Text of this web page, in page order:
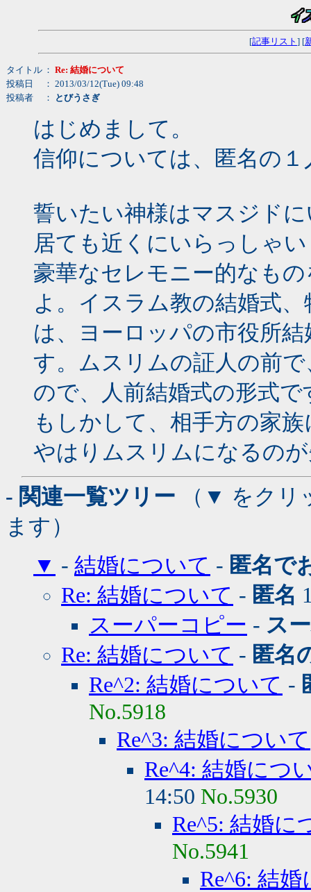
[記事リスト ] [
タイトル ： Re: 結婚について
投稿日
： 2013/03/12(Tue) 09:48
投稿者
： とびうさぎ
はじめまして。
信仰については、匿名の
誓いたい神様はマスジド
居ても近くにいらっしゃ
豪華なセレモニー的なも
よ。イスラム教の結婚式
は、ヨーロッパの市役所
す。ムスリムの証人の前
ので、人前結婚式の形式で
もしかして、相手方の家
やはりムスリムになるの
- 関連一覧ツリー （▼ をクリ
ます）
▼ - 結婚について - 匿名で
Re: 結婚について - 匿名
スーパーコピー - ス
Re: 結婚について - 匿名
Re^2: 結婚について -
No.5918
Re^3: 結婚について
Re^4: 結婚につ
14:50 No.5930
Re^5: 結婚に
No.5941
Re^6: 結